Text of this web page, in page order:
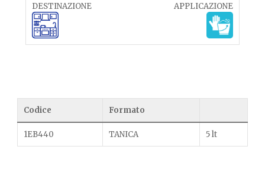
DESTINAZIONE APPLICAZIONE
Codice Formato
1EB440 TANICA 5 lt